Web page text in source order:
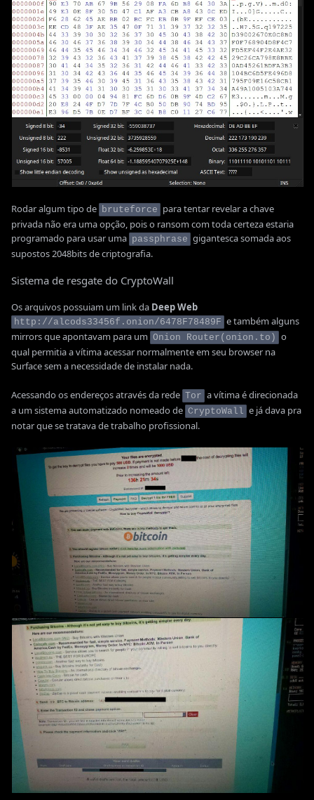
Rodar algum tipo de bruteforce para tentar revelar a chave
privada não era uma opção, pois o ransom com toda certeza estaria
programado para usar uma passphrase gigantesca somada aos
supostos 2048bits de criptografia.
Sistema de resgate do CryptoWall
Os arquivos possuiam um link da Deep Web
http://alcods33456f.onion/6478F78489F e também alguns
mirrors que apontavam para um Onion Router(onion.to) o
qual permitia a vítima acessar normalmente em seu browser na
Surface sem a necessidade de instalar nada.
Acessando os endereços através da rede Tor a vítima é direcionada
a um sistema automatizado nomeado de CryptoWall e já dava pra
notar que se tratava de trabalho profissional.